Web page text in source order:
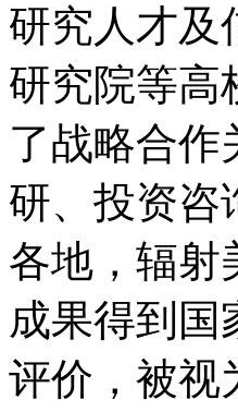
研究人才及
研究院等高
了战略合作
研、投资咨
各地，辐射
成果得到国
评价，被视